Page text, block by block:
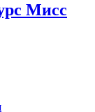
Мисс